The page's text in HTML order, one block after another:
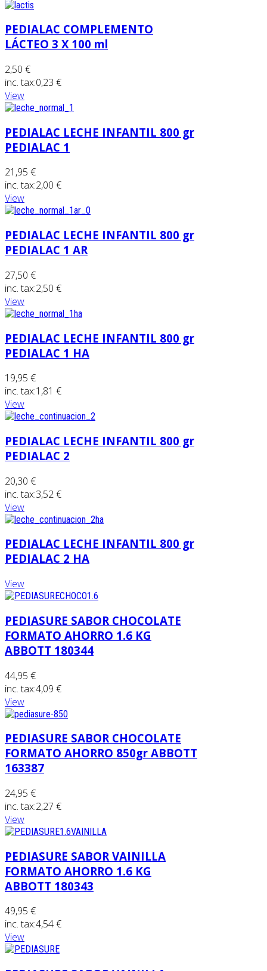
PEDIALAC COMPLEMENTO
LÁCTEO 3 X 100 ml
2,50 €
inc. tax:0,23 €
View
PEDIALAC LECHE INFANTIL 800 gr
PEDIALAC 1
21,95 €
inc. tax:2,00 €
View
PEDIALAC LECHE INFANTIL 800 gr
PEDIALAC 1 AR
27,50 €
inc. tax:2,50 €
View
PEDIALAC LECHE INFANTIL 800 gr
PEDIALAC 1 HA
19,95 €
inc. tax:1,81 €
View
PEDIALAC LECHE INFANTIL 800 gr
PEDIALAC 2
20,30 €
inc. tax:3,52 €
View
PEDIALAC LECHE INFANTIL 800 gr
PEDIALAC 2 HA
View
PEDIASURE SABOR CHOCOLATE
FORMATO AHORRO 1.6 KG
ABBOTT 180344
44,95 €
inc. tax:4,09 €
View
PEDIASURE SABOR CHOCOLATE
FORMATO AHORRO 850gr ABBOTT
163387
24,95 €
inc. tax:2,27 €
View
PEDIASURE SABOR VAINILLA
FORMATO AHORRO 1.6 KG
ABBOTT 180343
49,95 €
inc. tax:4,54 €
View